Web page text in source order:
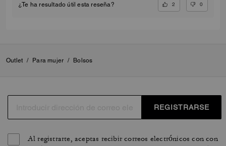
¿Te ha resultado útil esta reseña? 2 0
Outlet / Para mujer / Bolsos
REGISTRARSE
Al registrarte, aceptas recibir correos electrónicos con con